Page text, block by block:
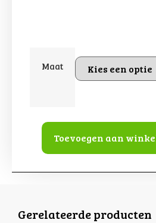
Maat
Toevoegen aan
Gerelateerde producten